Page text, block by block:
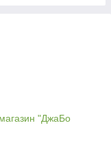
"ДжаБо